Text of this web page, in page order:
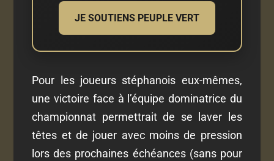
JE SOUTIENS PEUPLE VERT
Pour les joueurs stéphanois eux-mêmes,
une victoire face à l’équipe dominatrice du
championnat permettrait de se laver les
têtes et de jouer avec moins de pression
lors des prochaines échéances (sans pour